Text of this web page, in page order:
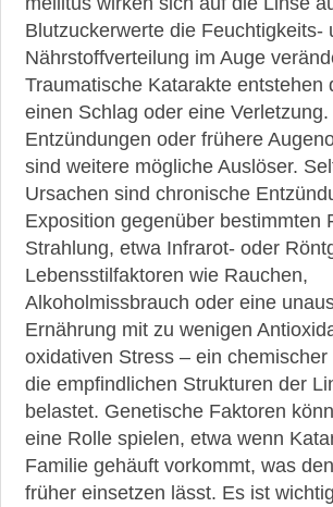
Blutzuckerwerte die Feuchtigkeits-
Nährstoffverteilung im Auge
Traumatische Katarakte entstehen
einen Schlag oder eine
Entzündungen oder frühere
sind weitere mögliche Auslöser.
Ursachen sind chronische
Exposition gegenüber bestimmten
Strahlung, etwa Infrarot- oder
Lebensstilfaktoren wie Rauchen,
Alkoholmissbrauch oder eine
Ernährung mit zu wenigen
oxidativen Stress – ein
die empfindlichen Strukturen der
belastet. Genetische Faktoren
eine Rolle spielen, etwa wenn
Familie gehäuft vorkommt, was
früher einsetzen lässt. Es ist